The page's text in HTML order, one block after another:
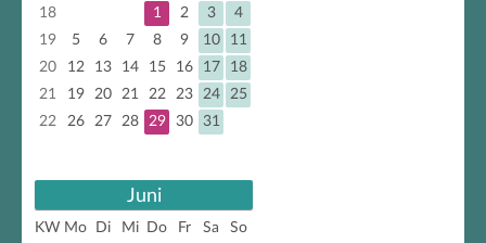
18
1 2 3
4
19
5 6 7 8 9 10
11
20
12 13 14 15 16 17
18
21
19 20 21 22 23 24
25
22
26 27 28 29 30 31
Juni
KW Mo Di Mi Do Fr Sa
So